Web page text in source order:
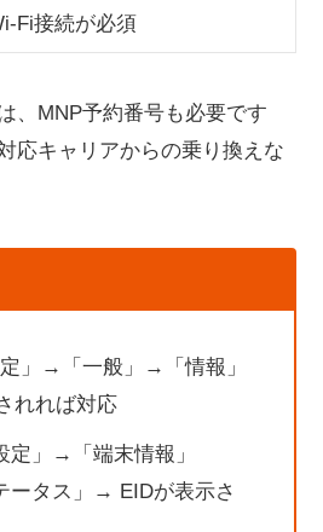
Fi接続が必須
、MNP予約番号も必要です
応キャリアからの乗り換えな
定」→「一般」→「情報」
れれば対応
定」→「端末情報」
ータス」→ EIDが表示さ